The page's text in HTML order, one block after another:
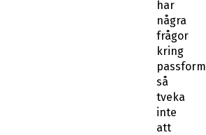
har
några
frågor
kring
passform
så
tveka
inte
att